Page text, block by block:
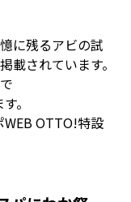
に残るアビの試
載されています。
。
OTTO!特設